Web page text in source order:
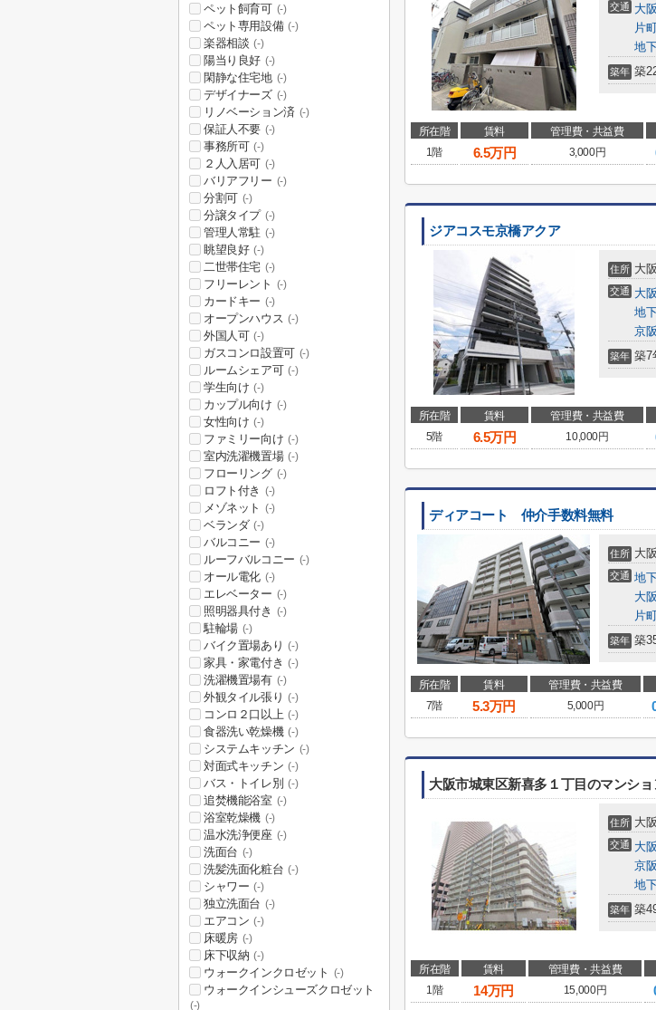
交通 大
片
地
築年 築
所在階 賃料 管理費・共益費
1階
6.5万円 3,000円
ジアコスモ京橋アクア
住所 大
交通 大
地
京
築年 築7
所在階 賃料 管理費・共益費
5階
6.5万円 10,000円
ディアコート 仲介手数料無料
住所 大
交通 地
大
片
築年 築
所在階 賃料 管理費・共益費
7階
5.3万円 5,000円
大阪市城東区新喜多１丁目のマンショ
住所 大
交通 大
京
地
築年 築
所在階 賃料 管理費・共益費
1階
14万円 15,000円
ペット飼育可 (-)
ペット専用設備 (-)
楽器相談 (-)
陽当り良好 (-)
閑静な住宅地 (-)
デザイナーズ (-)
リノベーション済 (-)
保証人不要 (-)
事務所可 (-)
２人入居可 (-)
バリアフリー (-)
分割可 (-)
分譲タイプ (-)
管理人常駐 (-)
眺望良好 (-)
二世帯住宅 (-)
フリーレント (-)
カードキー (-)
オープンハウス (-)
外国人可 (-)
ガスコンロ設置可 (-)
ルームシェア可 (-)
学生向け (-)
カップル向け (-)
女性向け (-)
ファミリー向け (-)
室内洗濯機置場 (-)
フローリング (-)
ロフト付き (-)
メゾネット (-)
ベランダ (-)
バルコニー (-)
ルーフバルコニー (-)
オール電化 (-)
エレベーター (-)
照明器具付き (-)
駐輪場 (-)
バイク置場あり (-)
家具・家電付き (-)
洗濯機置場有 (-)
外観タイル張り (-)
コンロ２口以上 (-)
食器洗い乾燥機 (-)
システムキッチン (-)
対面式キッチン (-)
バス・トイレ別 (-)
追焚機能浴室 (-)
浴室乾燥機 (-)
温水洗浄便座 (-)
洗面台 (-)
洗髪洗面化粧台 (-)
シャワー (-)
独立洗面台 (-)
エアコン (-)
床暖房 (-)
床下収納 (-)
ウォークインクロゼット (-)
ウォークインシューズクロゼット
(-)